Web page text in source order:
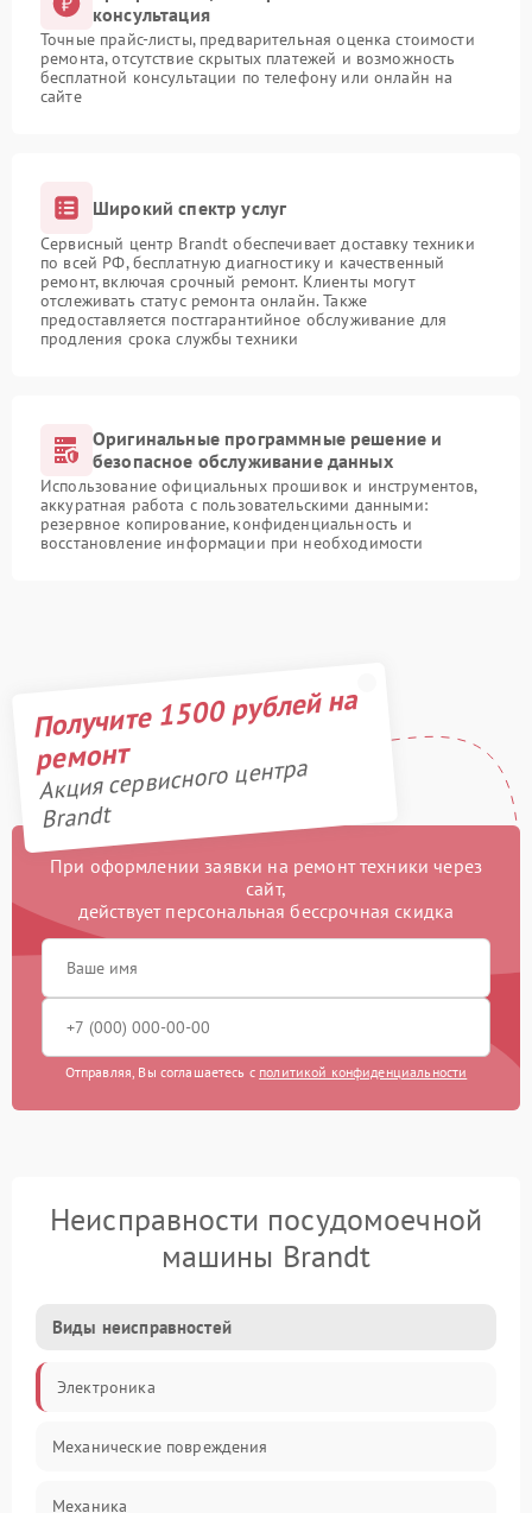
консультация
Точные прайс-листы, предварительная оценка стоимости
ремонта, отсутствие скрытых платежей и возможность
бесплатной консультации по телефону или онлайн на
сайте
Широкий спектр услуг
Сервисный центр Brandt обеспечивает доставку техники
по всей РФ, бесплатную диагностику и качественный
ремонт, включая срочный ремонт. Клиенты могут
отслеживать статус ремонта онлайн. Также
предоставляется постгарантийное обслуживание для
продления срока службы техники
Оригинальные программные решение и
безопасное обслуживание данных
Использование официальных прошивок и инструментов,
аккуратная работа с пользовательскими данными:
резервное копирование, конфиденциальность и
восстановление информации при необходимости
Получите 1500 рублей на
ремонт
Акция сервисного центра
Brandt
При оформлении заявки на ремонт техники через
сайт,
действует персональная бессрочная скидка
Отправляя, Вы соглашаетесь с политикой конфиденциальности
Неисправности посудомоечной
машины Brandt
Виды неисправностей
Электроника
Механические повреждения
Механика